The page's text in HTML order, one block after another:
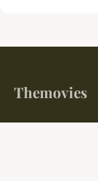
Themovies